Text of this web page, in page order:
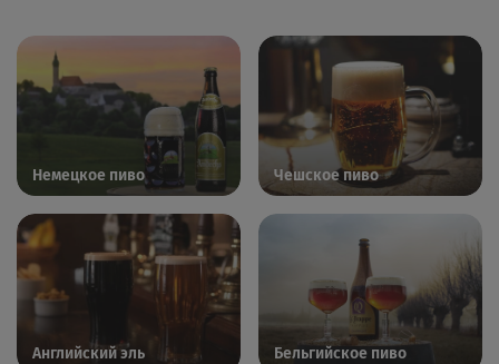
Немецкое пиво Чешское пиво
Английский эль Бельгийское пиво